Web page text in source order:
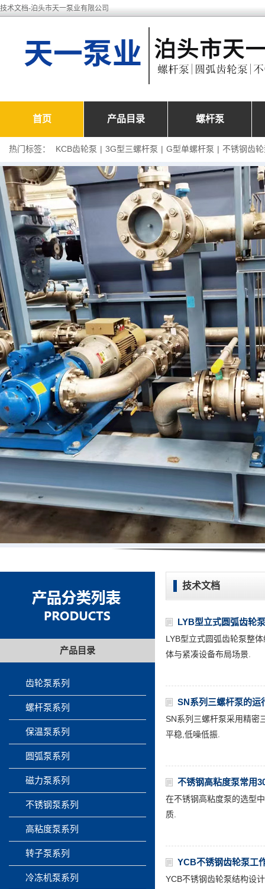
技术文档-泊头市天一泵业有限公司
首页 产品目录 螺杆泵
热门标签： KCB齿轮泵 | 3G型三螺杆泵 | G型单螺杆泵 | 不锈钢齿
技术文档
LYB型立式圆弧齿轮
LYB型立式圆弧齿轮泵整
体与紧凑设备布局场景.
SN系列三螺杆泵的运
SN系列三螺杆泵采用精密
平稳,低噪低振.
不锈钢高粘度泵常用
在不锈钢高粘度泵的选型
质.
YCB不锈钢齿轮泵工
YCB不锈钢齿轮泵结构设
产品目录
齿轮泵系列
螺杆泵系列
保温泵系列
圆弧泵系列
磁力泵系列
不锈钢泵系列
高粘度泵系列
转子泵系列
冷冻机泵系列